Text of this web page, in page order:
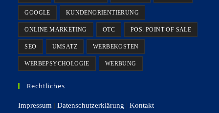
GOOGLE KUNDENORIENTIERUNG
ONLINE MARKETING OTC POS: POINT OF SALE
SEO UMSATZ WERBEKOSTEN
WERBEPSYCHOLOGIE WERBUNG
Rechtliches
Impressum |Datenschutzerklärung |Kontakt